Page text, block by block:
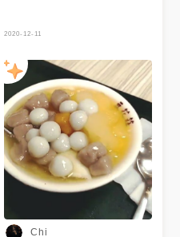
2020-12-11
Chi